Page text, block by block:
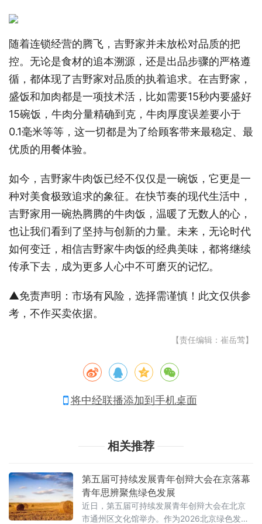
随着连锁经营的腾飞，吉野家并未放松对品质的把
控。无论是食材的追本溯源，还是出品步骤的严格遵
循，都体现了吉野家对品质的执着追求。在吉野家，
盛饭和加肉都是一项技术活，比如需要15秒内要盛好
15碗饭，牛肉分量精确到克，牛肉厚度误差要小于
0.1毫米等等，这一切都是为了给顾客带来最稳定、最
优质的用餐体验。
如今，吉野家牛肉饭已经不仅仅是一碗饭，它更是一
种对美食极致追求的象征。在快节奏的现代生活中，
吉野家用一碗热腾腾的牛肉饭，温暖了无数人的心，
也让我们看到了坚持与创新的力量。未来，无论时代
如何变迁，相信吉野家牛肉饭的经典美味，都将继续
传承下去，成为更多人心中不可磨灭的记忆。
▲免责声明：市场有风险，选择需谨慎！此文仅供参
考，不作买卖依据。
【责任编辑：崔岳莺】
将中经联播添加到手机桌面
相关推荐
第五届可持续发展青年创辩大会在京落幕
青年思辨聚焦绿色发展
近日，第五届可持续发展青年创辩大会在北京
市通州区文化馆举办。作为2026北京绿色发展